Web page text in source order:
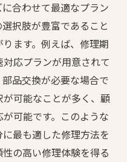
合わせて最適なプラン
択肢が豊富であること
ます。例えば、修理期
応プランが用意されて
品交換が必要な場合で
可能なことが多く、顧
可能です。このような
最も適した修理方法を
の高い修理体験を得る